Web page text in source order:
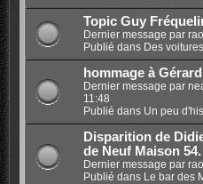
Topic Guy
Dernier message par
Publié dans Des
hommage à
Dernier message par
11:48
Publié dans Un peu
Disparition de
de Neuf Maison 54.
Dernier message par
Publié dans Le bar des